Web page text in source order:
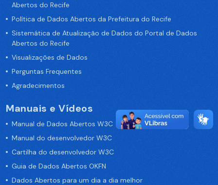
Abertos do Recife
Política de Dados Abertos da Prefeitura do Recife
Sistemática de Atualização de Dados do Portal de Dados
Abertos do Recife
Visualizações de Dados
Perguntas Frequentes
Agradecimentos
Manuais e Vídeos
Manual de Dados Abertos W3C
Manual do desenvolvedor W3C
Cartilha do desenvolvedor W3C
Guia de Dados Abertos OKFN
Dados Abertos para um dia a dia melhor